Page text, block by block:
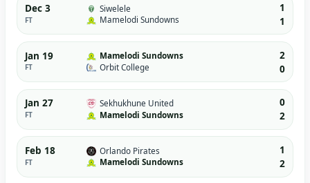
Dec 3
FT
Siwelele
Mamelodi Sundowns
1
1
Jan 19
FT
Mamelodi Sundowns
Orbit College
2
0
Jan 27
FT
Sekhukhune United
Mamelodi Sundowns
0
2
Feb 18
FT
Orlando Pirates
Mamelodi Sundowns
1
2